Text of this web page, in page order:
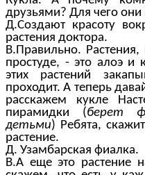
друзьями? Для чего
Д.Создают красоту
растения доктора.
В.Правильно.
простуде, - это алоэ и
этих растений
проходит. А теперь
расскажем кукле
пирамидки (берет
детьми) Ребята,
растение.
Д. Узамбарская фиалка.
В.А еще это растение